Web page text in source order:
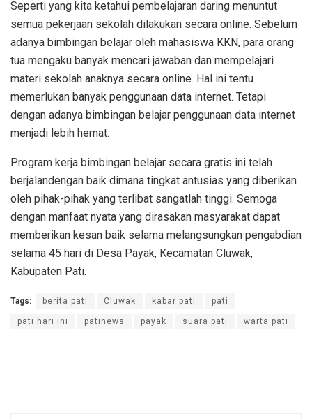
Seperti yang kita ketahui pembelajaran daring menuntut
semua pekerjaan sekolah dilakukan secara online. Sebelum
adanya bimbingan belajar oleh mahasiswa KKN, para orang
tua mengaku banyak mencari jawaban dan mempelajari
materi sekolah anaknya secara online. Hal ini tentu
memerlukan banyak penggunaan data internet. Tetapi
dengan adanya bimbingan belajar penggunaan data internet
menjadi lebih hemat.
Program kerja bimbingan belajar secara gratis ini telah
berjalandengan baik dimana tingkat antusias yang diberikan
oleh pihak-pihak yang terlibat sangatlah tinggi. Semoga
dengan manfaat nyata yang dirasakan masyarakat dapat
memberikan kesan baik selama melangsungkan pengabdian
selama 45 hari di Desa Payak, Kecamatan Cluwak,
Kabupaten Pati.
Tags: berita pati Cluwak kabar pati pati
pati hari ini patinews payak suara pati warta pati